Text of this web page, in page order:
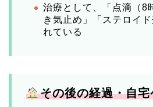
治療として、「点滴（8
き気止め」「ステロイ
れている
️その後の経過・自宅